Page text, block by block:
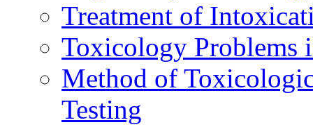
Treatment of
Toxicology Problems
Method of
Testing